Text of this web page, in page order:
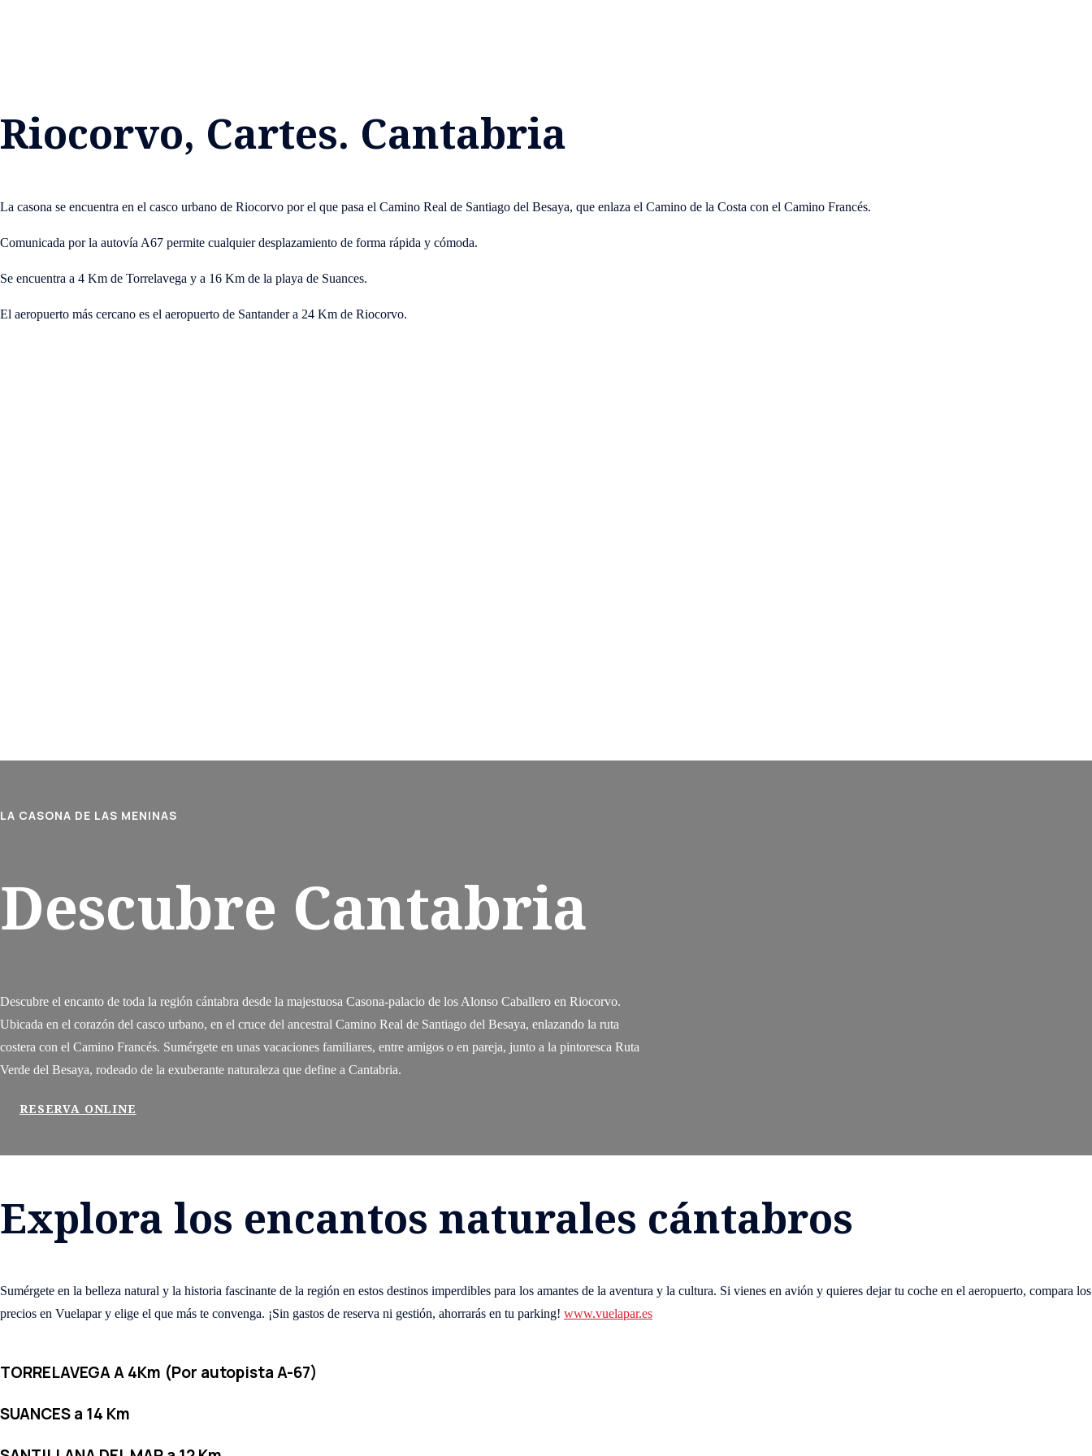
Riocorvo, Cartes. Cantabria
La casona se encuentra en el casco urbano de Riocorvo por el que pasa el Camino Real de Santiago del Besaya, que enlaza el Camino de la Costa con el Camino Francés.
Comunicada por la autovía A67 permite cualquier desplazamiento de forma rápida y cómoda.
Se encuentra a 4 Km de Torrelavega y a 16 Km de la playa de Suances.
El aeropuerto más cercano es el aeropuerto de Santander a 24 Km de Riocorvo.
LA CASONA DE LAS MENINAS
Descubre Cantabria
Descubre el encanto de toda la región cántabra desde la majestuosa Casona-palacio de los Alonso Caballero en Riocorvo.
Ubicada en el corazón del casco urbano, en el cruce del ancestral Camino Real de Santiago del Besaya, enlazando la ruta
costera con el Camino Francés. Sumérgete en unas vacaciones familiares, entre amigos o en pareja, junto a la pintoresca Ruta
Verde del Besaya, rodeado de la exuberante naturaleza que define a Cantabria.
RESERVA ONLINE
Explora los encantos naturales cántabros
Sumérgete en la belleza natural y la historia fascinante de la región en estos destinos imperdibles para los amantes de la aventura y la cultura. Si vienes en avión y quieres dejar tu coche en el aeropuerto, compara los
precios en Vuelapar y elige el que más te convenga. ¡Sin gastos de reserva ni gestión, ahorrarás en tu parking! www.vuelapar.es
TORRELAVEGA A 4Km (Por autopista A-67)
SUANCES a 14 Km